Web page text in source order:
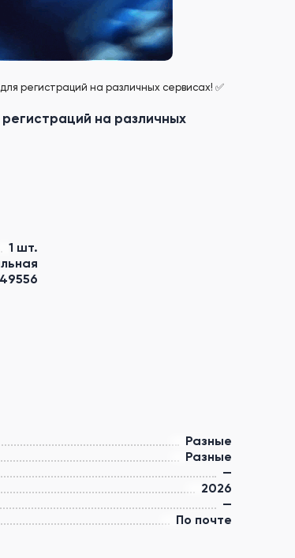
регистраций на различных сервисах! ✅
на различных
1 шт.
Разные
Разные
—
2026
—
По почте